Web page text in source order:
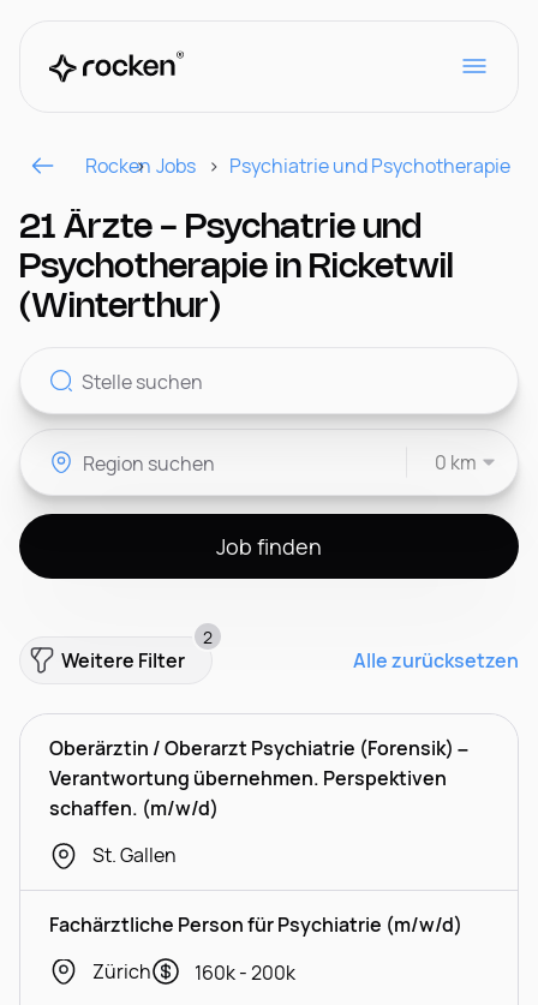
Für Arbeitgeber
Kontakt
Rocken Jobs Psychiatrie und Psychotherapie
21 Ärzte - Psychatrie und
Psychotherapie in Ricketwil
(Winterthur)
0 km
Job finden
Weitere Filter
2
Alle zurücksetzen
Oberärztin / Oberarzt Psychiatrie (Forensik) –
Verantwortung übernehmen. Perspektiven
schaffen. (m/w/d)
St. Gallen
Fachärztliche Person für Psychiatrie (m/w/d)
Zürich
160k - 200k